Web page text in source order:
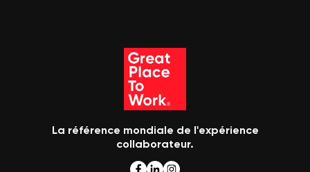
La référence mondiale de l'expérience
collaborateur.